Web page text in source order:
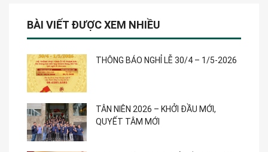
BÀI VIẾT ĐƯỢC XEM NHIỀU
THÔNG BÁO NGHỈ LỄ 30/4 – 1/5-2026
TÂN NIÊN 2026 – KHỞI ĐẦU MỚI,
QUYẾT TÂM MỚI